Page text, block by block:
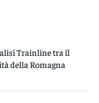
Trainline tra il
della Romagna